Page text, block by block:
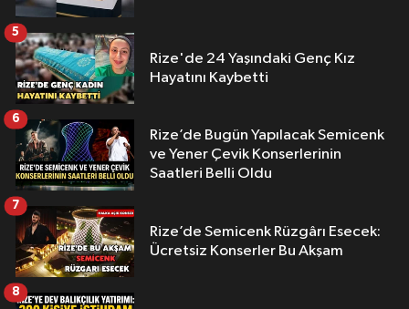
Rize'de 24 Yaşındaki Genç Kız
Hayatını Kaybetti
5
Rize’de Bugün Yapılacak Semicenk
ve Yener Çevik Konserlerinin
Saatleri Belli Oldu
6
Rize’de Semicenk Rüzgârı Esecek:
Ücretsiz Konserler Bu Akşam
7
8